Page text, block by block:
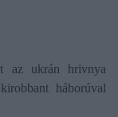
az ukrán hrivnya
háborúval